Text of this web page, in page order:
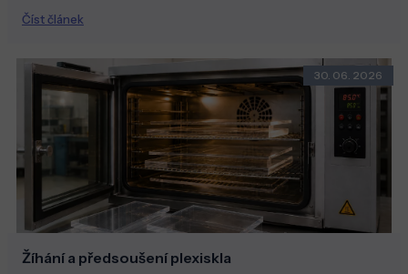
Číst článek
30. 06. 2026
Žíhání a předsoušení plexiskla